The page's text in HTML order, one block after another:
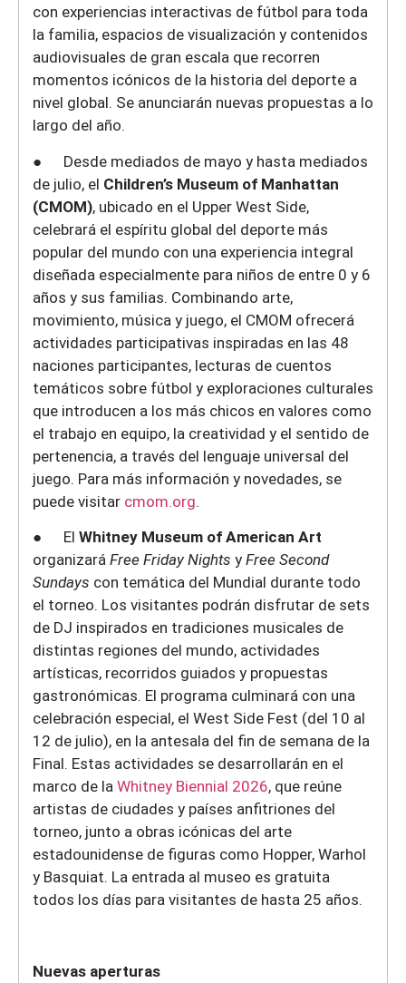
con experiencias interactivas de fútbol para toda
la familia, espacios de visualización y contenidos
audiovisuales de gran escala que recorren
momentos icónicos de la historia del deporte a
nivel global. Se anunciarán nuevas propuestas a lo
largo del año.
● Desde mediados de mayo y hasta mediados
de julio, el Children’s Museum of Manhattan
(CMOM), ubicado en el Upper West Side,
celebrará el espíritu global del deporte más
popular del mundo con una experiencia integral
diseñada especialmente para niños de entre 0 y 6
años y sus familias. Combinando arte,
movimiento, música y juego, el CMOM ofrecerá
actividades participativas inspiradas en las 48
naciones participantes, lecturas de cuentos
temáticos sobre fútbol y exploraciones culturales
que introducen a los más chicos en valores como
el trabajo en equipo, la creatividad y el sentido de
pertenencia, a través del lenguaje universal del
juego. Para más información y novedades, se
puede visitar cmom.org.
● El Whitney Museum of American Art
organizará Free Friday Nights y Free Second
Sundays con temática del Mundial durante todo
el torneo. Los visitantes podrán disfrutar de sets
de DJ inspirados en tradiciones musicales de
distintas regiones del mundo, actividades
artísticas, recorridos guiados y propuestas
gastronómicas. El programa culminará con una
celebración especial, el West Side Fest (del 10 al
12 de julio), en la antesala del fin de semana de la
Final. Estas actividades se desarrollarán en el
marco de la Whitney Biennial 2026, que reúne
artistas de ciudades y países anfitriones del
torneo, junto a obras icónicas del arte
estadounidense de figuras como Hopper, Warhol
y Basquiat. La entrada al museo es gratuita
todos los días para visitantes de hasta 25 años.
Nuevas aperturas